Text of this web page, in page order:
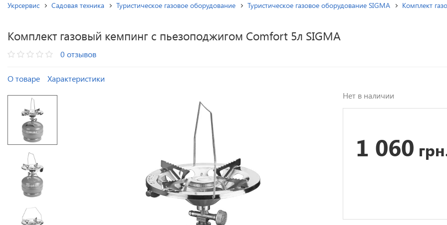
Укрсервис Садовая техника Туристическое газовое оборудование Туристическое газовое оборудование SIGMA Комплект
Комплект газовый кемпинг с пьезоподжигом Comfort 5л SIGMA
0 отзывов
О товаре Характеристики
Нет в наличии
1 060